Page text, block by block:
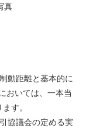
真
動距離と基本的に
おいては、一本当
す。
協議会の定める実